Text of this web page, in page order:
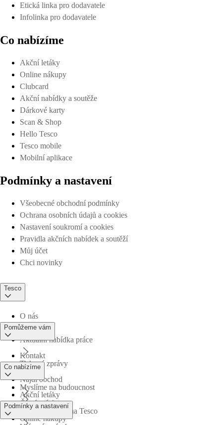
Etická linka pro dodavatele
Infolinka pro dodavatele
Co nabízíme
Akční letáky
Online nákupy
Clubcard
Akční nabídky a soutěže
Dárkové karty
Scan & Shop
Hello Tesco
Tesco mobile
Mobilní aplikace
Podmínky a nastavení
Všeobecné obchodní podmínky
Ochrana osobních údajů a cookies
Nastavení soukromí a cookies
Pravidla akčních nabídek a soutěží
Můj účet
Chci novinky
Tesco
O nás
Aktuální nabídka práce
Tiskové zprávy
Myslíme na budoucnost
Obchodní skupina Tesco
Pomůžeme vám
Kontakt
Najdi obchod
Časté otázky
Co nabízíme
Akční letáky
Online nákupy
Podmínky a nastavení